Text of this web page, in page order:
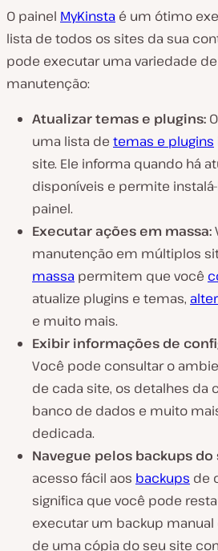
O painel MyKinsta é um ótimo
lista de todos os sites da sua
pode executar uma variedade
manutenção:
Atualizar temas e plugins:
uma lista de temas e plugins
site. Ele informa quando há
disponíveis e permite
painel.
Executar ações em massa:
manutenção em múltiplos
massa permitem que você
atualize plugins e temas,
e muito mais.
Exibir informações de
Você pode consultar o
de cada site, os detalhes da
banco de dados e muito
dedicada.
Navegue pelos backups do
acesso fácil aos backups de
significa que você pode
executar um backup manual
de uma cópia do seu site